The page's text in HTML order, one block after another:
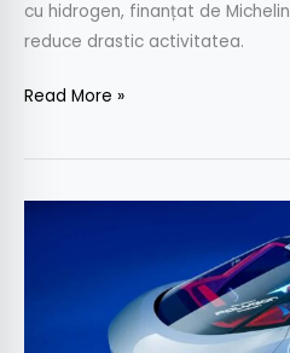
cu hidrogen, finanțat de
reduce drastic activitatea.
Read More »
reinventează